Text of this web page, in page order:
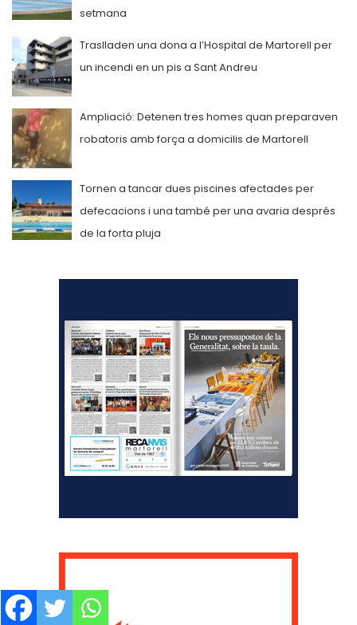
setmana
Traslladen una dona a l’Hospital de Martorell per
un incendi en un pis a Sant Andreu
Ampliació: Detenen tres homes quan preparaven
robatoris amb força a domicilis de Martorell
Tornen a tancar dues piscines afectades per
defecacions i una també per una avaria després
de la forta pluja